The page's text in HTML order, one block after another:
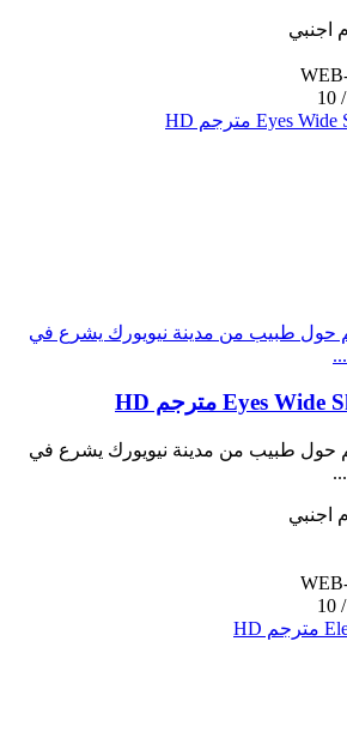
اجنبي
حول طبيب من مدينة نيويورك يشرع في
حول طبيب من مدينة نيويورك يشرع في
اجنبي